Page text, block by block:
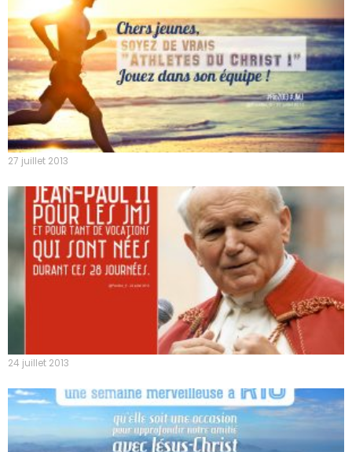
27 juillet 2013
24 juillet 2013